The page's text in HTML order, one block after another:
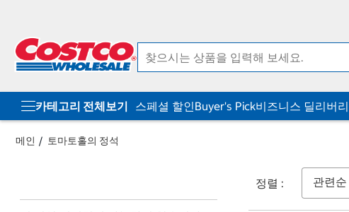
카테고리 전체보기 스페셜 할인Buyer's Pick비즈니스 딜리버리
메인 토마토홀의 정석
정렬 :